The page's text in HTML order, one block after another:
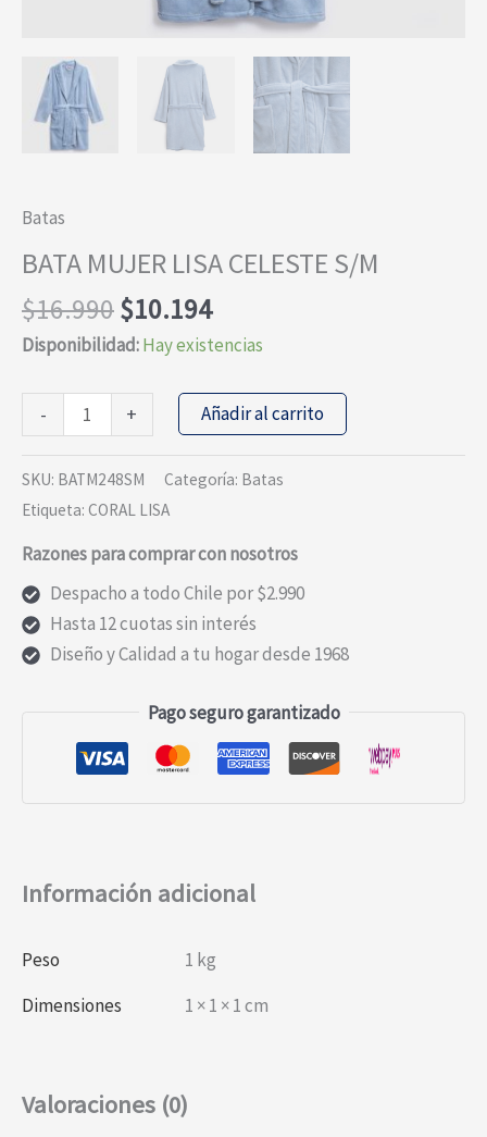
Batas
BATA MUJER LISA CELESTE S/M
$16.990El
precio
era:
$16.990.
$10.194El
precio
es:
$10.194.
Disponibilidad:Hay existencias
-
MUJER
LISA
CELESTE
cantidad
+ Añadir al carrito
SKU: BATM248SM Categoría: Batas
Etiqueta: CORAL LISA
Razones para comprar con nosotros
Despacho a todo Chile por $2.990
Hasta 12 cuotas sin interés
Diseño y Calidad a tu hogar desde 1968
Pago seguro garantizado
Información adicional
Peso
1 kg
Dimensiones
1 × 1 × 1 cm
Valoraciones (0)